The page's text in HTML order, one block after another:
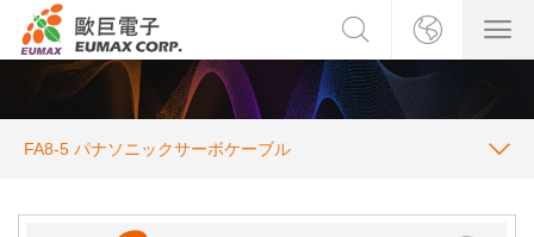
FA8-5 パナソニックサーボケーブル